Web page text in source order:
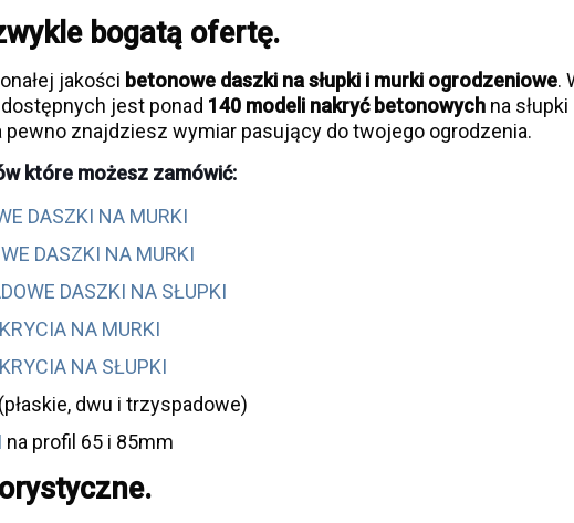
bogatą ofertę.
jakości betonowe daszki na słupki i murki ogrodzeniowe.
jest ponad 140 modeli nakryć betonowych na
pewno znajdziesz wymiar pasujący do twojego ogrodzenia.
które możesz zamówić:
DASZKI NA MURKI
DASZKI NA MURKI
DASZKI NA SŁUPKI
NA MURKI
NA SŁUPKI
(płaskie, dwu i trzyspadowe)
na profil 65 i 85mm